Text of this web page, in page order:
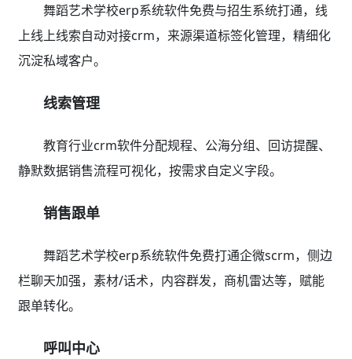
舞蹈艺术学校erp系统软件免费与招生系统打通，线
上线上线索自动对接crm，来源渠道标签化管理，精细化
沉淀私域客户。
线索管理
教育行业crm软件分配规程、公海分组、回访提醒、
静默数据销售流程可视化，按需求自定义字段。
销售跟单
舞蹈艺术学校erp系统软件免费打通企微scrm，侧边
栏聊天加强，素材/话术，内容群发，商机雷达等，赋能
跟单转化。
呼叫中心